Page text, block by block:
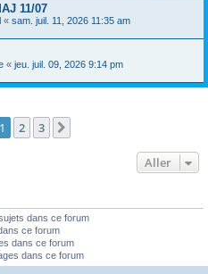
11/07
« sam. juil. 11, 2026 11:35 am
« jeu. juil. 09, 2026 9:14 pm
1 2 3
Aller
dans ce forum
ce forum
dans ce forum
dans ce forum